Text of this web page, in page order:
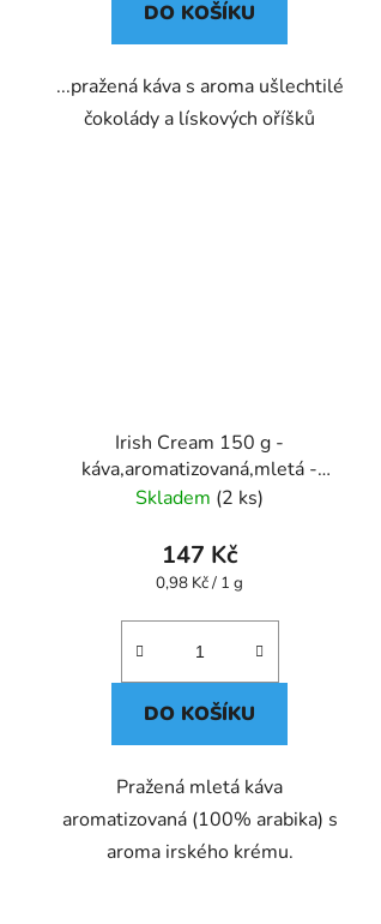
DO KOŠÍKU
...pražená káva s aroma ušlechtilé
čokolády a lískových oříšků
Irish Cream 150 g -
káva,aromatizovaná,mletá -
Oxalis
Skladem (2 ks)
147 Kč
Měrná
0,98 Kč / 1 g
DO KOŠÍKU
Pražená mletá káva
aromatizovaná (100% arabika) s
aroma irského krému.